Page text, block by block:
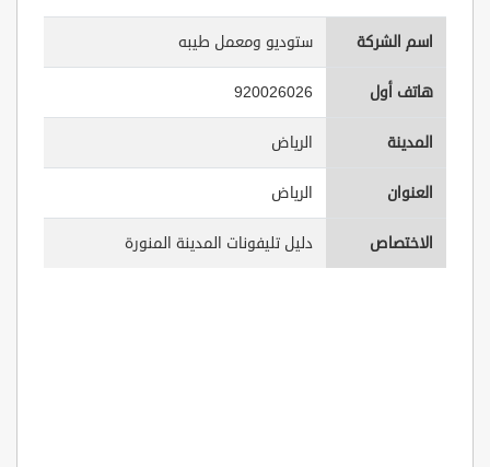
اسم الشركة ستوديو ومعمل طيبه
هاتف أول 920026026
المدينة الرياض
العنوان الرياض
الاختصاص دليل تليفونات المدينة المنورة